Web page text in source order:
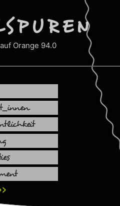
Orange 94.0